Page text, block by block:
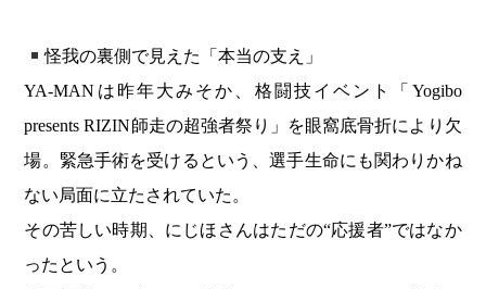
怪我の裏側で見えた「本当の支え」
YA-MANは昨年大みそか、格闘技イベント「Yogibo
presents RIZIN師走の超強者祭り」を眼窩底骨折により欠
場。緊急手術を受けるという、選手生命にも関わりかね
ない局面に立たされていた。
その苦しい時期、にじほさんはただの“応援者”ではなか
ったという。